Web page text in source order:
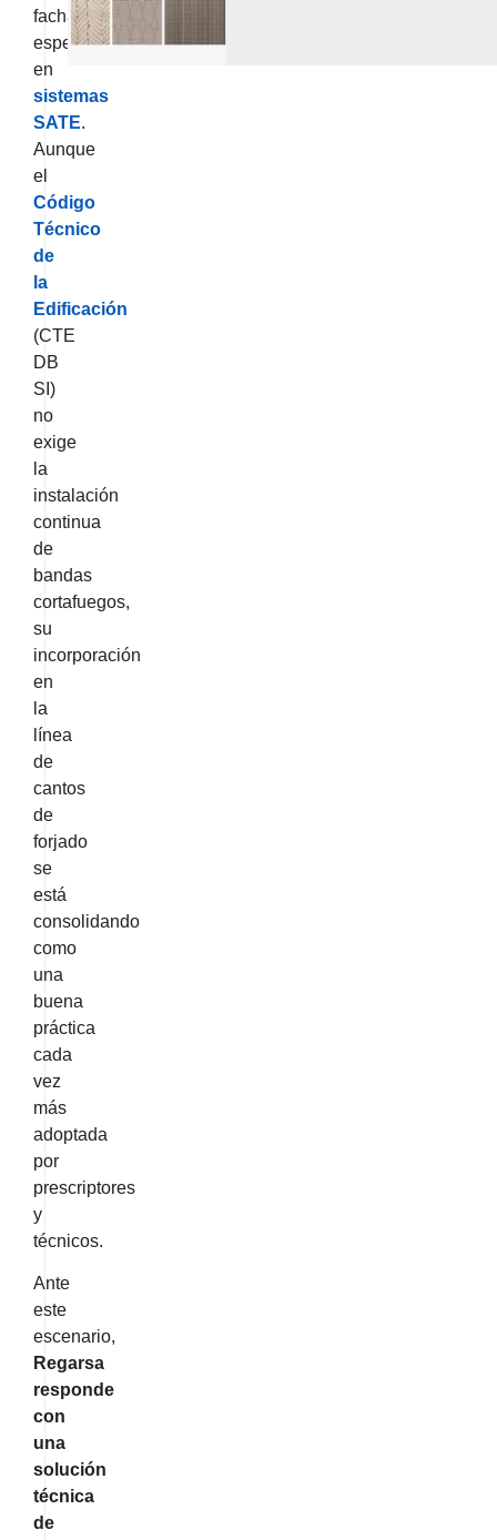
fachadas,
especialmente
en
sistemas
SATE.
Aunque
el
Código
Técnico
de
la
Edificación
(CTE
DB
SI)
no
exige
la
instalación
continua
de
bandas
cortafuegos,
su
incorporación
en
la
línea
de
cantos
de
forjado
se
está
consolidando
como
una
buena
práctica
cada
vez
más
adoptada
por
prescriptores
y
técnicos.
Ante
este
escenario,
Regarsa
responde
con
una
solución
técnica
de